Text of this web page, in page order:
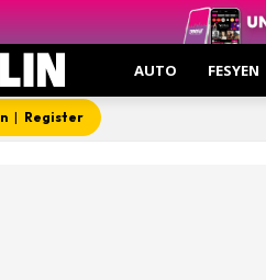
AUTO FESYEN
| Register